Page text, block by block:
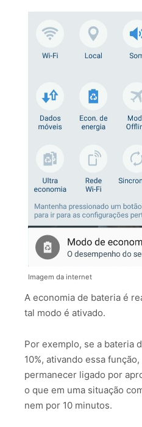
Imagem da internet
A economia de bateria é
tal modo é ativado.
Por exemplo, se a bateria
10%, ativando essa
permanecer ligado por
o que em uma situação
nem por 10 minutos.